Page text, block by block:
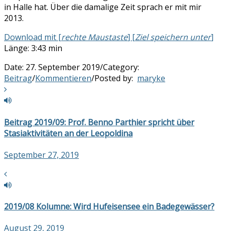
in Halle hat. Über die damalige Zeit sprach er mit mir
2013.
Download mit [rechte Maustaste] [Ziel speichern unter]
Länge: 3:43 min
Date: 27. September 2019/Category:
Beitrag/Kommentieren/Posted by: maryke
Beitrag 2019/09: Prof. Benno Parthier spricht über
Stasiaktivitäten an der Leopoldina
September 27, 2019
2019/08 Kolumne: Wird Hufeisensee ein Badegewässer?
August 29, 2019